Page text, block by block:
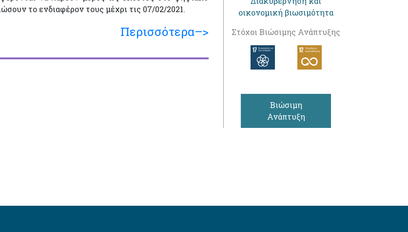
το ενδιαφέρον τους μέχρι τις 07/02/2021.
Περισσότερα–>
οικονομική βιωσιμότητα
Στόχοι Βιώσιμης Ανάπτυξης
Βιώσιμη
Ανάπτυξη